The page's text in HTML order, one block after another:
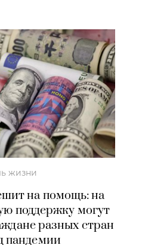
жизни
на помощь: на
поддержку могут
разных стран
пандемии